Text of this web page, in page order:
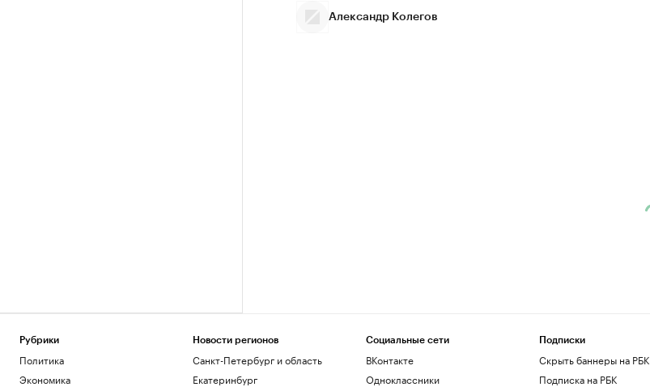
Александр Колегов
Рубрики
Политика
Экономика
Новости регионов
Санкт-Петербург и область
Екатеринбург
Социальные сети
ВКонтакте
Одноклассники
Подписки
Скрыть баннеры на РБК
Подписка на РБК